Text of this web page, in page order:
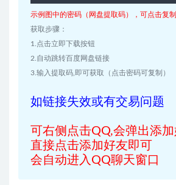
示例图中的密码（网盘提取码），可点击复制
获取步骤：
1.点击立即下载按钮
2.自动跳转百度网盘链接
3.输入提取码,即可获取（点击密码可复制）
如链接失效或有交易问题
可右侧点击QQ,会弹出添
直接点击添加好友即可
会自动进入QQ聊天窗口